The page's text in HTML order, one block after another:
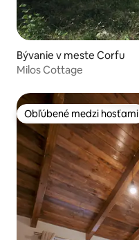
Bývanie v meste Corfu
Milos Cottage
Obľúbené medzi hosťami
Obľúbené medzi hosťami